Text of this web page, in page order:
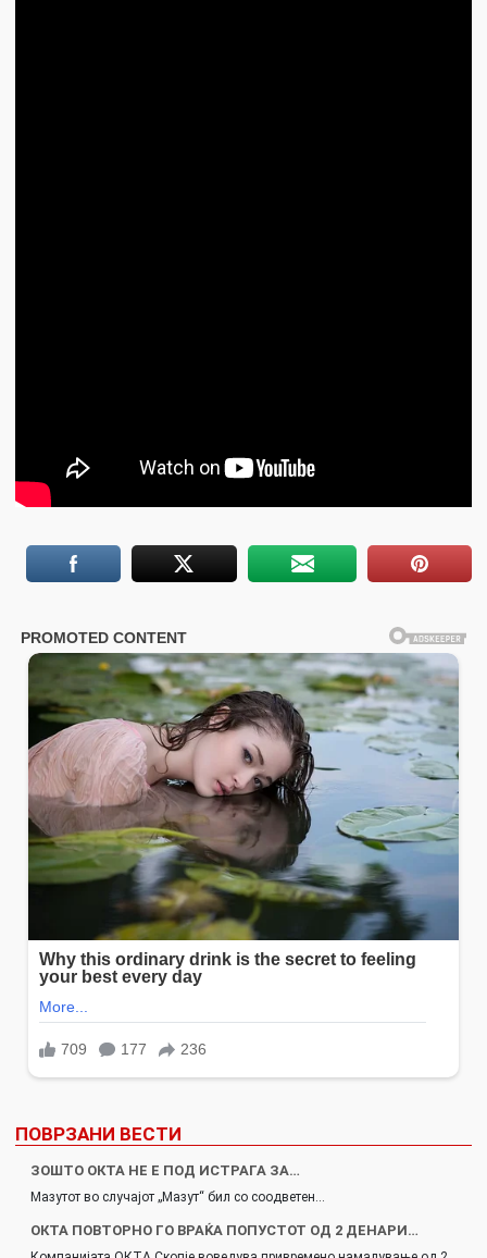
ПОВРЗАНИ ВЕСТИ
ЗОШТО ОКТА НЕ Е ПОД ИСТРАГА ЗА…
Мазутот во случајот „Мазут“ бил со соодветен…
ОКТА ПОВТОРНО ГО ВРАЌА ПОПУСТОТ ОД 2 ДЕНАРИ…